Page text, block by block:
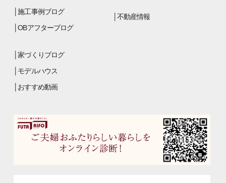
施工事例ブログ
OBアフターブログ
家づくりブログ
モデルハウス
おすすめ動画
不動産情報